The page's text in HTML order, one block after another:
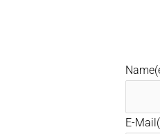
Name
E-Mail